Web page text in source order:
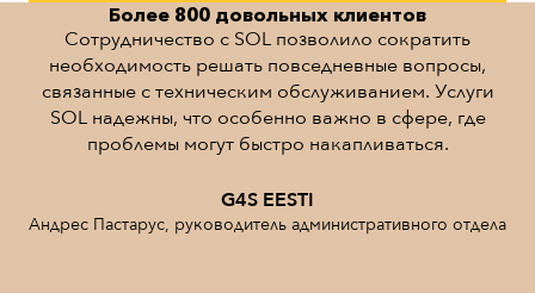
Более 800 довольных клиентов
с SOL позволило сократить
решать повседневные вопросы,
техническим обслуживанием. Услуги
что особенно важно в сфере, где
могут быстро накапливаться.
руководитель административного отдела
Общение
успешном
командами оно
быстро
Альгирдас